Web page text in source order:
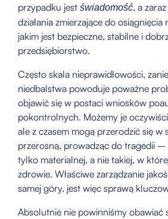
przypadku jest świadomość, a
działania zmierzające do
jakim jest bezpieczne, stabilne i
przedsiębiorstwo.
Często skala nieprawidłowości,
niedbalstwa powoduje poważne
objawić się w postaci wniosków
pokontrolnych. Możemy je
ale z czasem mogą przerodzić się w
przerosną, prowadząc do tragedii –
tylko materialnej, a nie takiej, w
zdrowie. Właściwe zarządzanie
samej góry, jest więc sprawą
Absolutnie nie powinniśmy obawiać